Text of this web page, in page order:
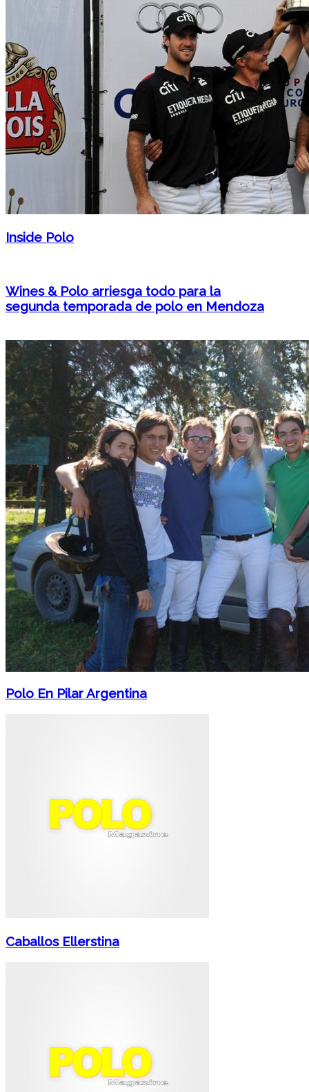
Inside Polo
Wines & Polo arriesga todo para la
segunda temporada de polo en Mendoza
Polo En Pilar Argentina
Caballos Ellerstina